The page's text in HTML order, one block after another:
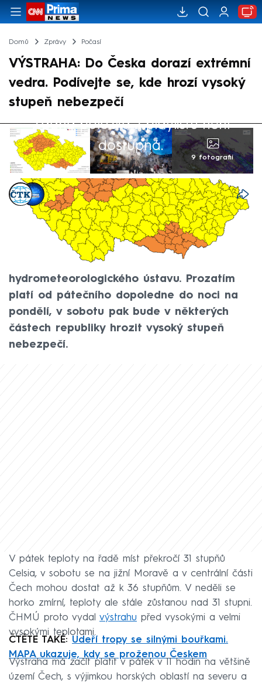
Domů Zprávy Počasí
VÝSTRAHA: Do Česka dorazí extrémní
vedra. Podívejte se, kde hrozí vysoký
stupeň nebezpečí
Žádná položka z playlistu není
dostupná.
9 fotografií
ČTK,CNN Prima NEWS
Akt. 17. čvn 2026, 11:28• 17. čvn 2026, 11:15
Výstrahu před vysokými teplotami vydali
kvůli tropickému počasí na víkend
meteorologové z Českého
hydrometeorologického ústavu. Prozatím
platí od pátečního dopoledne do noci na
pondělí, v sobotu pak bude v některých
částech republiky hrozit vysoký stupeň
nebezpečí.
V pátek teploty na řadě míst překročí 31 stupňů
Celsia, v sobotu se na jižní Moravě a v centrální části
Čech mohou dostat až k 36 stupňům. V neděli se
horko zmírní, teploty ale stále zůstanou nad 31 stupni.
ČHMÚ proto vydal výstrahu před vysokými a velmi
vysokými teplotami.
ČTĚTE TAKÉ: Udeří tropy se silnými bouřkami.
MAPA ukazuje, kdy se proženou Českem
Výstraha má začít platit v pátek v 11 hodin na většině
území Čech, s výjimkou horských oblastí na severu a